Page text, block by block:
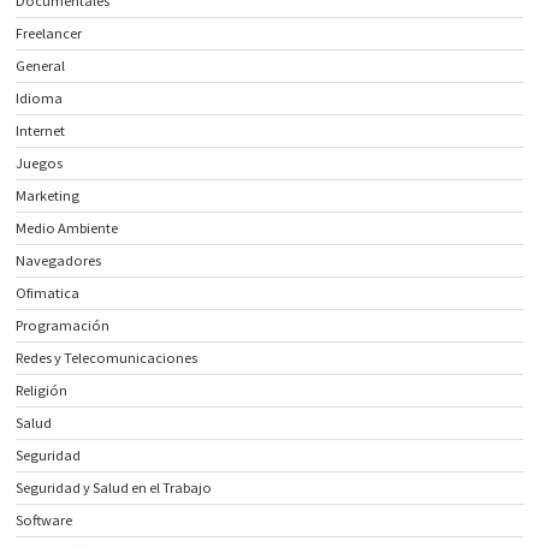
Freelancer
General
Idioma
Internet
Juegos
Marketing
Medio Ambiente
Navegadores
Ofimatica
Programación
Redes y Telecomunicaciones
Religión
Salud
Seguridad
Seguridad y Salud en el Trabajo
Software